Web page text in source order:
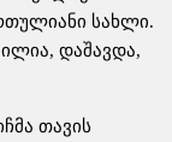
სახლი.
დაშავდა,
თავის